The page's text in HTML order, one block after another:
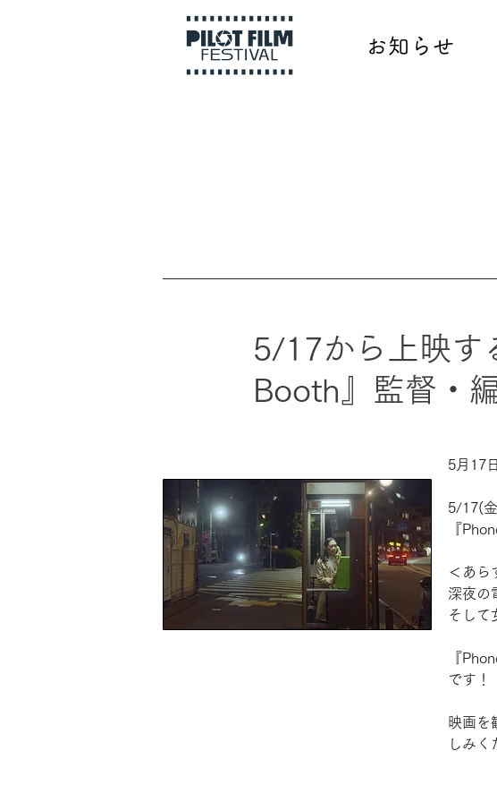
お知らせ
5/17から上映す
Booth』監督・
5月17
5/17(
『
＜あら
深夜の
そして
『
です！
映画を
しみく